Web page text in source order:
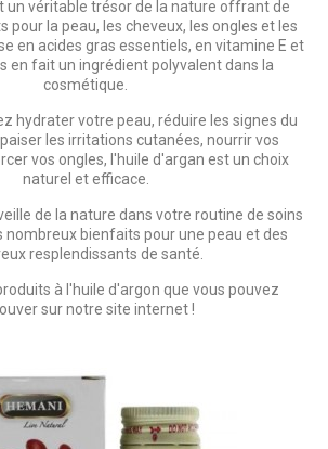
un véritable trésor de la nature offrant de
pour la peau, les cheveux, les ongles et les
en acides gras essentiels, en vitamine E et
en fait un ingrédient polyvalent dans la
cosmétique.
hydrater votre peau, réduire les signes du
les irritations cutanées, nourrir vos
vos ongles, l'huile d'argan est un choix
naturel et efficace.
de la nature dans votre routine de soins
nombreux bienfaits pour une peau et des
resplendissants de santé.
à l'huile d'argon que vous pouvez
sur notre site internet !